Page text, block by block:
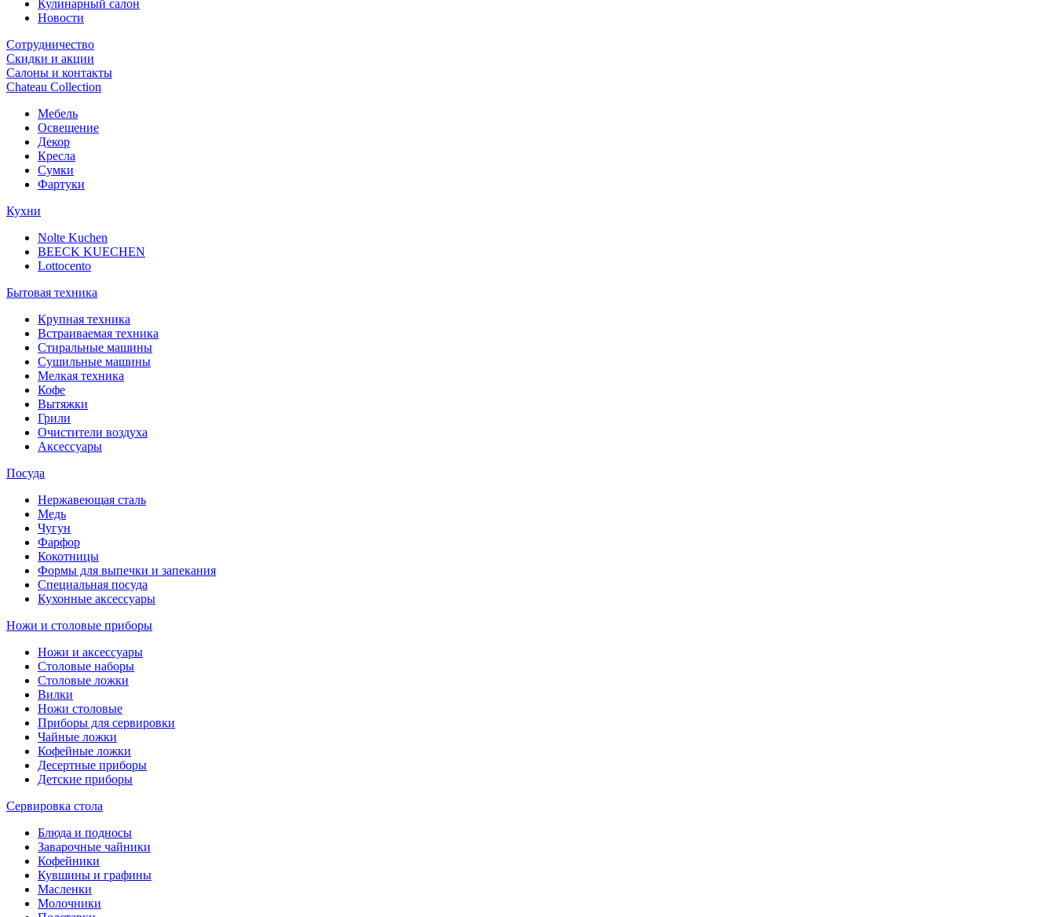
Кулинарный салон
Новости
Сотрудничество
Скидки и акции
Салоны и контакты
Chateau Collection
Мебель
Освещение
Декор
Кресла
Сумки
Фартуки
Кухни
Nolte Kuchen
BEECK KUECHEN
Lottocento
Бытовая техника
Крупная техника
Встраиваемая техника
Стиральные машины
Сушильные машины
Мелкая техника
Кофе
Вытяжки
Грили
Очистители воздуха
Аксессуары
Посуда
Нержавеющая сталь
Медь
Чугун
Фарфор
Кокотницы
Формы для выпечки и запекания
Специальная посуда
Кухонные аксессуары
Ножи и столовые приборы
Ножи и аксессуары
Столовые наборы
Столовые ложки
Вилки
Ножи столовые
Приборы для сервировки
Чайные ложки
Кофейные ложки
Десертные приборы
Детские приборы
Сервировка стола
Блюда и подносы
Заварочные чайники
Кофейники
Кувшины и графины
Масленки
Молочники